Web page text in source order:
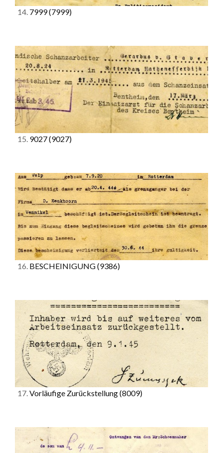
14. 7999(7999)
15. 9027(9027)
16. BESCHEINIGUNG(9386)
17.Vorläufige Zurückstellung(8009)